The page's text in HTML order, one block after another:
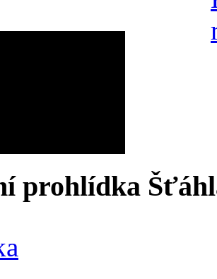
prohlídka